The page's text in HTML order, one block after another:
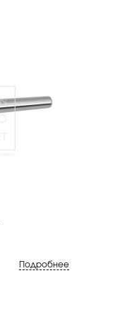
Подробнее